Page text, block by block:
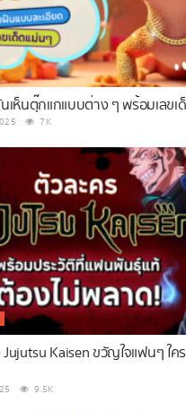
ห็นตุ๊กแกแบบต่าง ๆ พร้อมเลขเด็
7K
Kaisen ขวัญใจแฟนๆ ใคร
9.5K